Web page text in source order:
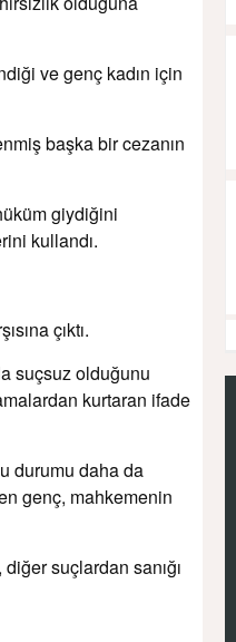
ve genç kadın için
başka bir cezanın
giydiğini
kullandı.
çıktı.
suçsuz olduğunu
kurtaran ifade
durumu daha da
genç, mahkemenin
suçlardan sanığı